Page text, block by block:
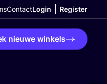
ContactLogin Register
nieuwe winkels